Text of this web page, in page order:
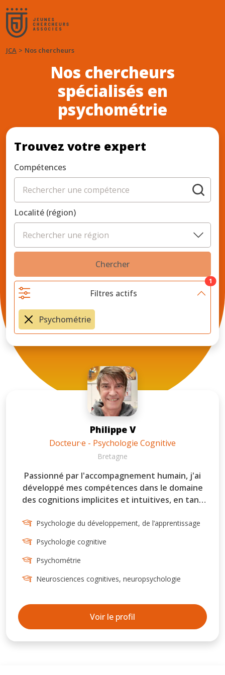
JCA Nos chercheurs
Nos chercheurs
spécialisés en
psychométrie
Trouvez votre expert
Compétences
Localité (région)
Chercher
Filtres actifs
1
Psychométrie
Philippe V
Docteur·e - Psychologie Cognitive
Bretagne
Passionné par l'accompagnement humain, j'ai
développé mes compétences dans le domaine
des cognitions implicites et intuitives, en tant
paradoxalement délaissé présente pourtant
(commun à tous, y compris les enfants durant la
période sensorimotrice du développement
mentales ou psychiques), mais aussi
dyscalculie, dyspraxie, autisme). Il mériterait
d'être compilé dans une véritable théorie
générale de l'implicite.
Psychologie du développement, de l’apprentissage
Psychologie cognitive
Psychométrie
Neurosciences cognitives, neuropsychologie
Voir le profil